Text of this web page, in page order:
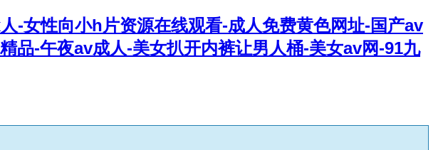
-女性向小h片资源在线观看-成人免费黄色网址-国产av
品-午夜av成人-美女扒开内裤让男人桶-美女av网-91九